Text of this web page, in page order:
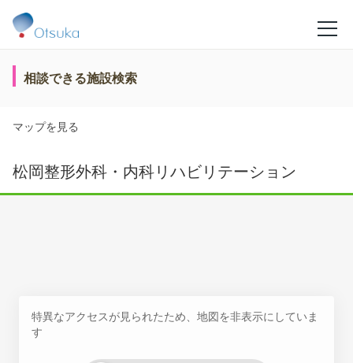
相談できる施設検索
マップを見る
松岡整形外科・内科リハビリテーション
特異なアクセスが見られたため、地図を非表示にしていま
す